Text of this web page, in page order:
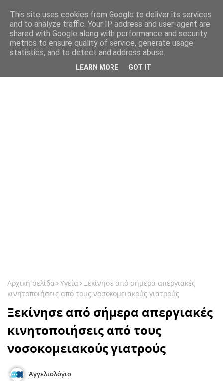
Αρχική σελίδα Υγεία Ξεκίνησε από σήμερα απεργιακές
κινητοποιήσεις από τους νοσοκομειακούς γιατρούς
Ξεκίνησε από σήμερα απεργιακές
κινητοποιήσεις από τους
νοσοκομειακούς γιατρούς
Αγγελιολόγιο
This site uses cookies from Google to deliver its services
and to analyze traffic. Your IP address and user-agent are
shared with Google along with performance and security
metrics to ensure quality of service, generate usage
statistics, and to detect and address abuse.
LEARN MORE GOT IT